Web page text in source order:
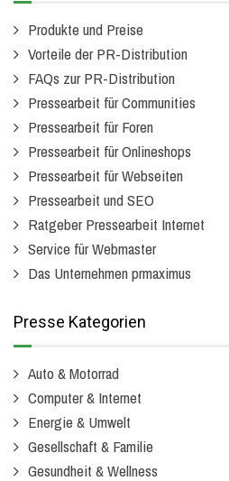
Produkte und Preise
Vorteile der PR-Distribution
FAQs zur PR-Distribution
Pressearbeit für Communities
Pressearbeit für Foren
Pressearbeit für Onlineshops
Pressearbeit für Webseiten
Pressearbeit und SEO
Ratgeber Pressearbeit Internet
Service für Webmaster
Das Unternehmen prmaximus
Presse Kategorien
Auto & Motorrad
Computer & Internet
Energie & Umwelt
Gesellschaft & Familie
Gesundheit & Wellness